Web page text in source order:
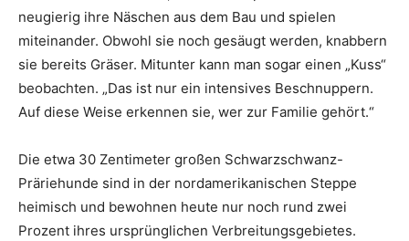
neugierig ihre Näschen aus dem Bau und spielen
miteinander. Obwohl sie noch gesäugt werden, knabbern
sie bereits Gräser. Mitunter kann man sogar einen „Kuss“
beobachten. „Das ist nur ein intensives Beschnuppern.
Auf diese Weise erkennen sie, wer zur Familie gehört.“
Die etwa 30 Zentimeter großen Schwarzschwanz-
Präriehunde sind in der nordamerikanischen Steppe
heimisch und bewohnen heute nur noch rund zwei
Prozent ihres ursprünglichen Verbreitungsgebietes.